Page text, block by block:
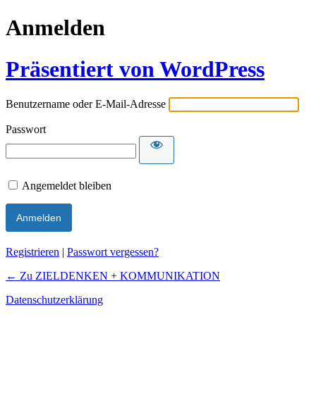
Anmelden
Präsentiert von WordPress
Benutzername oder E-Mail-Adresse
Passwort
Angemeldet bleiben
Registrieren | Passwort vergessen?
← Zu ZIELDENKEN + KOMMUNIKATION
Datenschutzerklärung